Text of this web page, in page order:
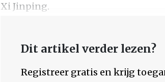
Xi Jinping.
Dit artikel verder lezen?
Registreer gratis en krijg